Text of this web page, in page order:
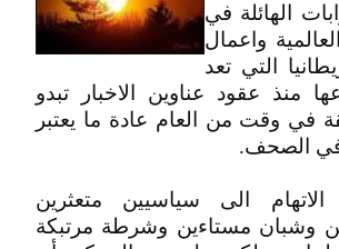
الهائلة في
واعمال
التي تعد
منذ عقود عناوين الاخبار تبدو
في وقت من العام عادة ما يعتبر
في الصحف.
الى سياسيين متعثرين
وشبان مستاءين وشرطة مرتبكة